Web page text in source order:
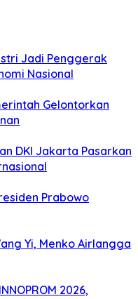
Jadi Penggerak
Nasional
Gelontorkan
DKI Jakarta Pasarkan
Prabowo
Yi, Menko Airlangga
2026,